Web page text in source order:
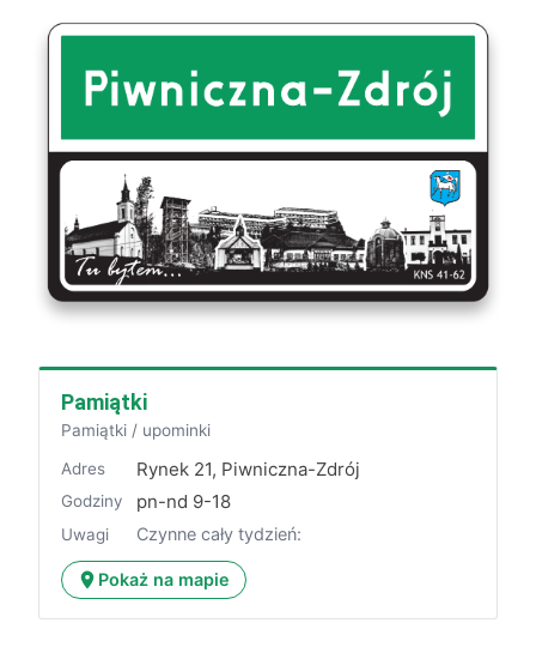
Pamiątki
Pamiątki / upominki
Adres Rynek 21, Piwniczna-Zdrój
Godziny pn-nd 9-18
Uwagi Czynne cały tydzień:
Pokaż na mapie